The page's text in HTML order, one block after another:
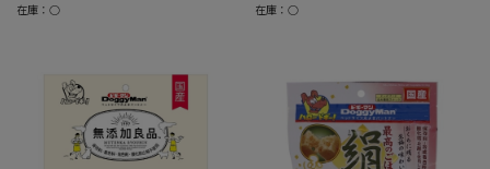
在庫：○
在庫：○